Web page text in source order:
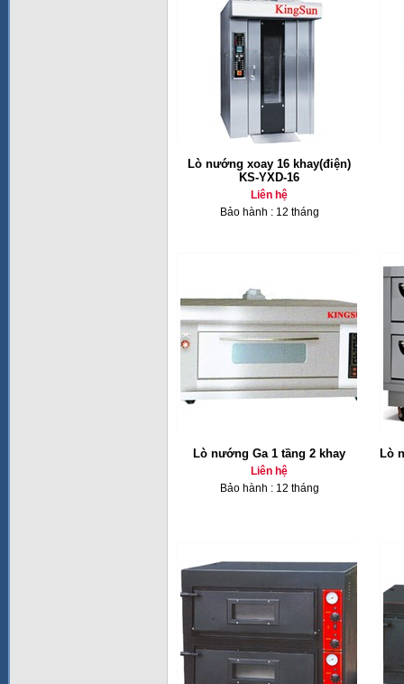
Lò nướng xoay 16 khay(điện)
KS-YXD-16
Liên hệ
Bảo hành : 12 tháng
Lò nướng Ga 1 tầng 2 khay
Liên hệ
Bảo hành : 12 tháng
Lò